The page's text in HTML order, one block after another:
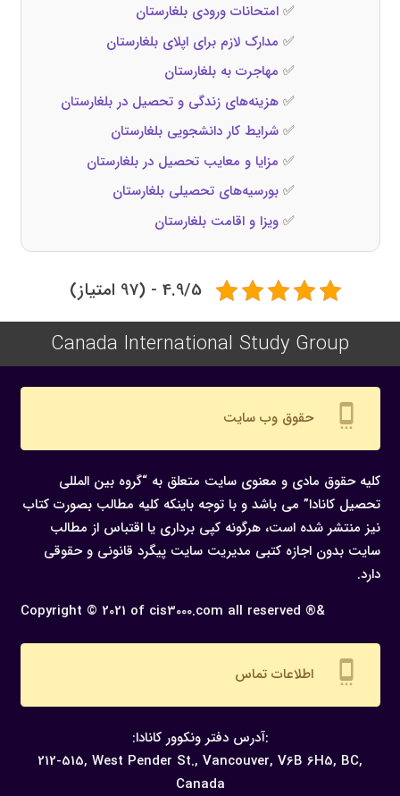
✅امتحانات ورودی بلغارستان
✅ مدارک لازم برای اپلای بلغارستان
✅ مهاجرت به بلغارستان
✅هزینه‌های زندگی و تحصیل در بلغارستان
✅شرایط کار دانشجویی بلغارستان
✅ مزایا و معایب تحصیل در بلغارستان
✅بورسیه‌های تحصیلی بلغارستان
✅ویزا و اقامت بلغارستان
4.9/5 - (97 امتیاز)
Canada International Study Group
settings_cell حقوق وب سایت
کلیه حقوق مادی و معنوی سایت متعلق به “گروه بین المللی
تحصیل کانادا” می باشد و با توجه باینکه کلیه مطالب بصورت کتاب
نیز منتشر شده است، هرگونه كپی برداری یا اقتباس از مطالب
سایت بدون اجازه كتبی مدیریت سایت پیگرد قانونی و حقوقی
دارد.
Copyright © 2021 of cis3000.com all reserved ®&
settings_cell اطلاعات تماس
:آدرس دفتر ونکوور کانادا:
212-515, West Pender St., Vancouver, V6B 6H5, BC,
Canada